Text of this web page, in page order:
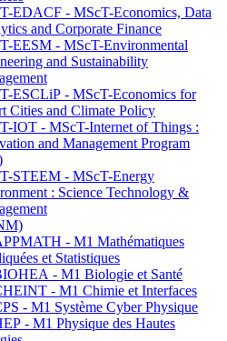
EDACF - MScT-Economics, Data
and Corporate Finance
EESM - MScT-Environmental
and Sustainability
ESCLiP - MScT-Economics for
Cities and Climate Policy
IOT - MScT-Internet of Things :
and Management Program
STEEM - MScT-Energy
: Science Technology &
- M1 Mathématiques
et Statistiques
- M1 Biologie et Santé
- M1 Chimie et Interfaces
- M1 Système Cyber Physique
- M1 Physique des Hautes